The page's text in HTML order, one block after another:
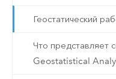
Геостатический
Что представляет
Geostatistical